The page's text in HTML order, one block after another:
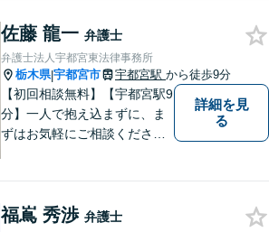
に対応いたします。ぜひ一度
ご相談ください。
佐藤 龍一 弁護士
弁護士法人宇都宮東法律事務所
栃木県|宇都宮市 宇都宮駅 から徒歩9分
【初回相談無料】【宇都宮駅9
分】一人で抱え込まずに、ま
ずはお気軽にご相談くださ
詳細を見
る
福嶌 秀渉 弁護士